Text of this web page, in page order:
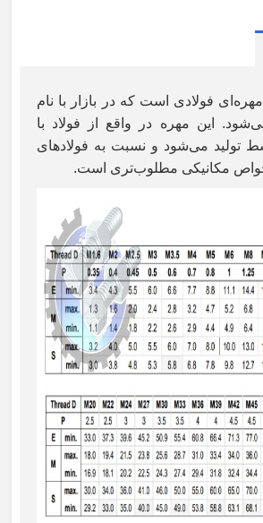
مهره‌ای فولادی است که در بازار با نام
این مهره در واقع از فولاد با
تولید می‌شود و نسبت به فولادهای
مکانیکی مطلوب‌تری است.